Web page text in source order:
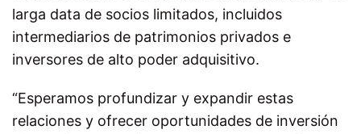
larga data de socios limitados, incluidos
intermediarios de patrimonios privados e
inversores de alto poder adquisitivo.
“Esperamos profundizar y expandir estas
relaciones y ofrecer oportunidades de inversión